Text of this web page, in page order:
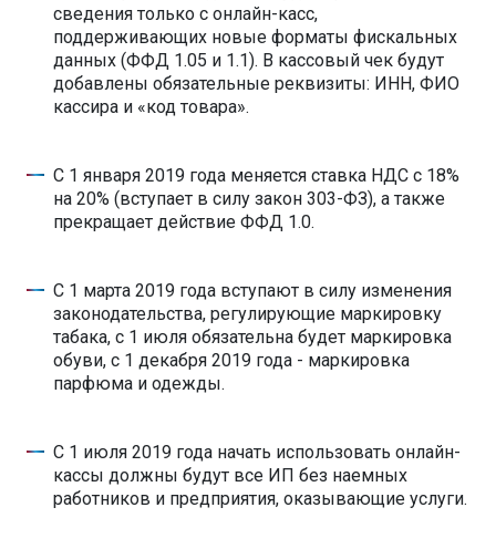
сведения только с онлайн-касс,
поддерживающих новые форматы фискальных
данных (ФФД 1.05 и 1.1). В кассовый чек будут
добавлены обязательные реквизиты: ИНН, ФИО
кассира и «код товара».
С 1 января 2019 года меняется ставка НДС с 18%
на 20% (вступает в силу закон 303-ФЗ), а также
прекращает действие ФФД 1.0.
С 1 марта 2019 года вступают в силу изменения
законодательства, регулирующие маркировку
табака, с 1 июля обязательна будет маркировка
обуви, с 1 декабря 2019 года - маркировка
парфюма и одежды.
С 1 июля 2019 года начать использовать онлайн-
кассы должны будут все ИП без наемных
работников и предприятия, оказывающие услуги.